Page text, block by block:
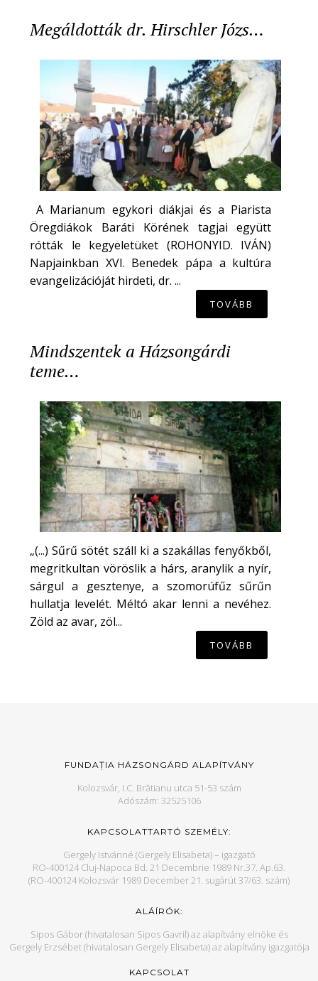
Megáldották dr. Hirschler Józs…
A Marianum egykori diákjai és a Piarista
Öregdiákok Baráti Körének tagjai együtt
rótták le kegyeletüket (ROHONYID. IVÁN)
Napjainkban XVI. Benedek pápa a kultúra
evangelizációját hirdeti, dr. ...
TOVÁBB
Mindszentek a Házsongárdi
teme…
„(...) Sűrű sötét száll ki a szakállas fenyőkből,
megritkultan vöröslik a hárs, aranylik a nyír,
sárgul a gesztenye, a szomorúfűz sűrűn
hullatja levelét. Méltó akar lenni a nevéhez.
Zöld az avar, zöl...
TOVÁBB
FUNDAȚIA HÁZSONGÁRD ALAPÍTVÁNY
Kolozsvár, I.C. Brătianu utca 51-53 szám
Adószám: 32525106
KAPCSOLATTARTÓ SZEMÉLY:
Gergely Istvánné (Gergely Elisabeta) – igazgató
RO-400124 Cluj-Napoca Bd. 21 Decembrie 1989 Nr.37. Ap.63.
(RO-400124 Kolozsvár 1989 December 21. sugárút 37/63. szám)
ALÁÍRÓK:
Sipos Gábor (hivatalosan Sipos Gavril) az alapítvány elnöke és
Gergely Erzsébet (hivatalosan Gergely Elisabeta) az alapítvány igazgatója
KAPCSOLAT